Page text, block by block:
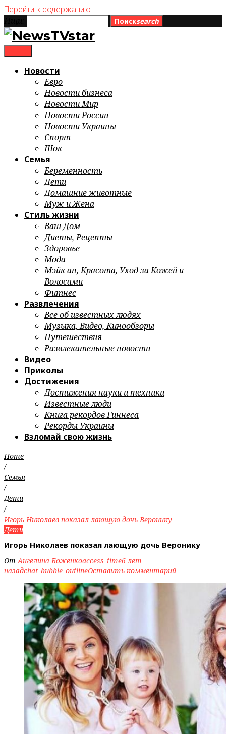
Перейти к содержанию
Поискsearch
Новости
Евро
Новости бизнеса
Новости Мир
Новости России
Новости Украины
Спорт
Шок
Семья
Беременность
Дети
Домашние животные
Муж и Жена
Стиль жизни
Ваш Дом
Диеты, Рецепты
Здоровье
Мода
Мэйк ап, Красота, Уход за Кожей и
Волосами
Фитнес
Развлечения
Все об известных людях
Музыка, Видео, Кинообзоры
Путешествия
Развлекательные новости
Видео
Приколы
Достижения
Достижения науки и техники
Известные люди
Книга рекордов Гиннеса
Рекорды Украины
Взломай свою жизнь
Home
/
Семья
/
Дети
/
Игорь Николаев показал лающую дочь Веронику
Дети
Игорь Николаев показал лающую дочь Веронику
ОтАнгелина Боженкоaccess_time6 лет
назадchat_bubble_outlineОставить комментарий